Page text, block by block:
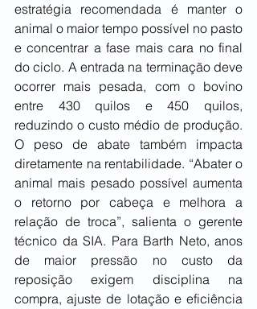
estratégia recomendada é manter o
animal o maior tempo possível no pasto
e concentrar a fase mais cara no final
do ciclo. A entrada na terminação deve
ocorrer mais pesada, com o bovino
entre 430 quilos e 450 quilos,
reduzindo o custo médio de produção.
O peso de abate também impacta
diretamente na rentabilidade. “Abater o
animal mais pesado possível aumenta
o retorno por cabeça e melhora a
relação de troca”, salienta o gerente
técnico da SIA. Para Barth Neto, anos
de maior pressão no custo da
reposição exigem disciplina na
compra, ajuste de lotação e eficiência